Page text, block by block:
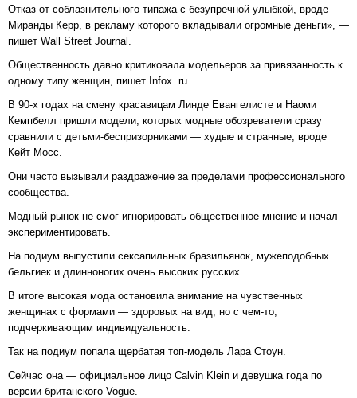
Отказ от соблазнительного типажа с безупречной улыбкой, вроде
Миранды Керр, в рекламу которого вкладывали огромные деньги», —
пишет Wall Street Journal.
Общественность давно критиковала модельеров за привязанность к
одному типу женщин, пишет Infox. ru.
В 90-х годах на смену красавицам Линде Евангелисте и Наоми
Кемпбелл пришли модели, которых модные обозреватели сразу
сравнили с детьми-беспризорниками — худые и странные, вроде
Кейт Мосс.
Они часто вызывали раздражение за пределами профессионального
сообщества.
Модный рынок не смог игнорировать общественное мнение и начал
экспериментировать.
На подиум выпустили сексапильных бразильянок, мужеподобных
бельгиек и длинноногих очень высоких русских.
В итоге высокая мода остановила внимание на чувственных
женщинах с формами — здоровых на вид, но с чем-то,
подчеркивающим индивидуальность.
Так на подиум попала щербатая топ-модель Лара Стоун.
Сейчас она — официальное лицо Calvin Klein и девушка года по
версии британского Vogue.